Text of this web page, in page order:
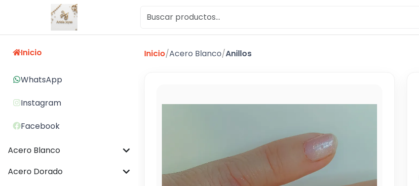
Inicio
WhatsApp
Instagram
Facebook
Acero Blanco
Acero Dorado
Inicio/Acero Blanco/Anillos